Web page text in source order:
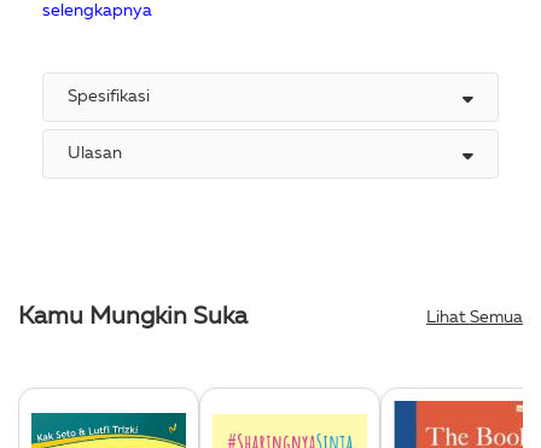
selengkapnya
Spesifikasi
Ulasan
Kamu Mungkin Suka Lihat Semua